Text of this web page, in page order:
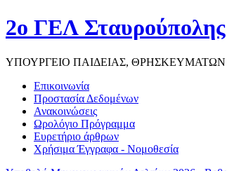
2ο ΓΕΛ Σταυρούπολης
ΥΠΟΥΡΓΕΙΟ ΠΑΙΔΕΙΑΣ,
Επικοινωνία
Προστασία Δεδομένων
Ανακοινώσεις
Ωρολόγιο Πρόγραμμα
Ευρετήριο άρθρων
Χρήσιμα Έγγραφα - Νομοθεσία